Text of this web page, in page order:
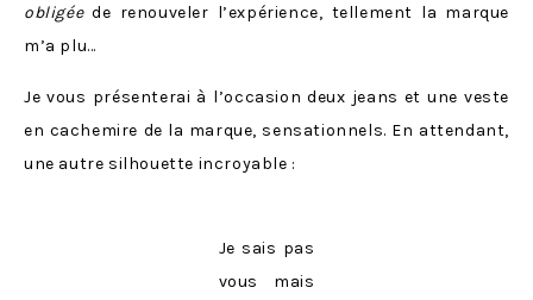
obligéede renouveler l’expérience, tellement la marque
m’a plu…
Je vous présenterai à l’occasion deux jeans et une veste
en cachemire de la marque, sensationnels. En attendant,
une autre silhouette incroyable :
Je sais pas
vous mais